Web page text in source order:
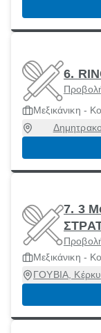
6.
Μεξικάνικη -
7. 3
Μεξικάνικη -
ΓΟΥΒΙΑ,